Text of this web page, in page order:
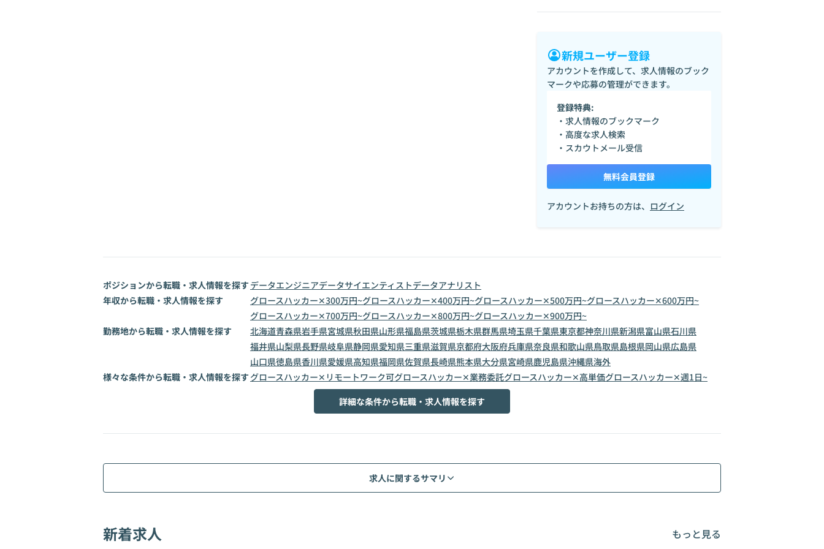
新規ユーザー登録
アカウントを作成して、求人情報のブック
マークや応募の管理ができます。
登録特典:
・求人情報のブックマーク
・高度な求人検索
・スカウトメール受信
無料会員登録
アカウントお持ちの方は、 ログイン
ポジションから転職・求人情報を探す データエンジニアデータサイエンティストデータアナリスト
年収から転職・求人情報を探す
グロースハッカー✕300万円~グロースハッカー✕400万円~グロースハッカー✕500万円~グロースハッカー✕600万円~
グロースハッカー✕700万円~グロースハッカー✕800万円~グロースハッカー✕900万円~
勤務地から転職・求人情報を探す
北海道青森県岩手県宮城県秋田県山形県福島県茨城県栃木県群馬県埼玉県千葉県東京都神奈川県新潟県富山県石川県
福井県山梨県長野県岐阜県静岡県愛知県三重県滋賀県京都府大阪府兵庫県奈良県和歌山県鳥取県島根県岡山県広島県
山口県徳島県香川県愛媛県高知県福岡県佐賀県長崎県熊本県大分県宮崎県鹿児島県沖縄県海外
様々な条件から転職・求人情報を探す グロースハッカー✕リモートワーク可グロースハッカー✕業務委託グロースハッカー✕高単価グロースハッカー✕週1日~
詳細な条件から転職・求人情報を探す
求人に関するサマリ
新着求人 もっと見る